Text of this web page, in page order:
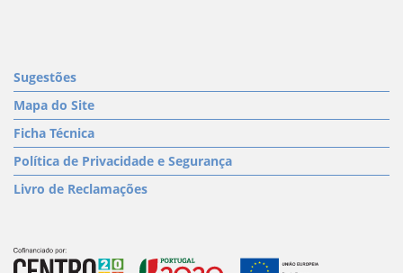
Sugestões
Mapa do Site
Ficha Técnica
Política de Privacidade e Segurança
Livro de Reclamações